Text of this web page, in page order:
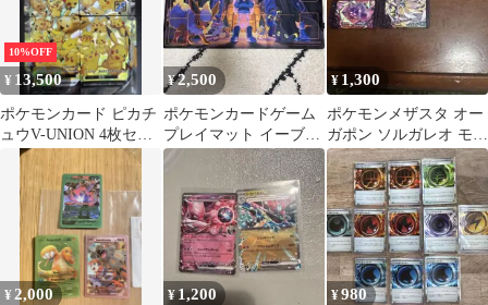
10%OFF
¥ 13,500
ポケモンカード ピカチ
ュウV-UNION 4枚セッ
¥2,500
ポケモンカードゲーム
プレイマット イーブイ
フレンズ
¥ 1,300
ポケモンメザスタ オー
ガポン ソルガレオ モモ
ワロウ 3枚セット
¥ 2,000 ¥1,200 ¥980